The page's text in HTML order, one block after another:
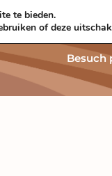
Besuch
te bieden.
of deze